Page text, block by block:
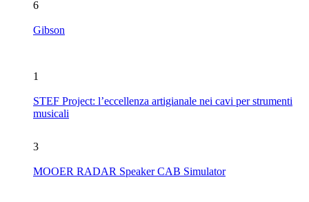
6
Gibson
1
STEF Project: l’eccellenza artigianale nei cavi per strumenti
musicali
3
MOOER RADAR Speaker CAB Simulator